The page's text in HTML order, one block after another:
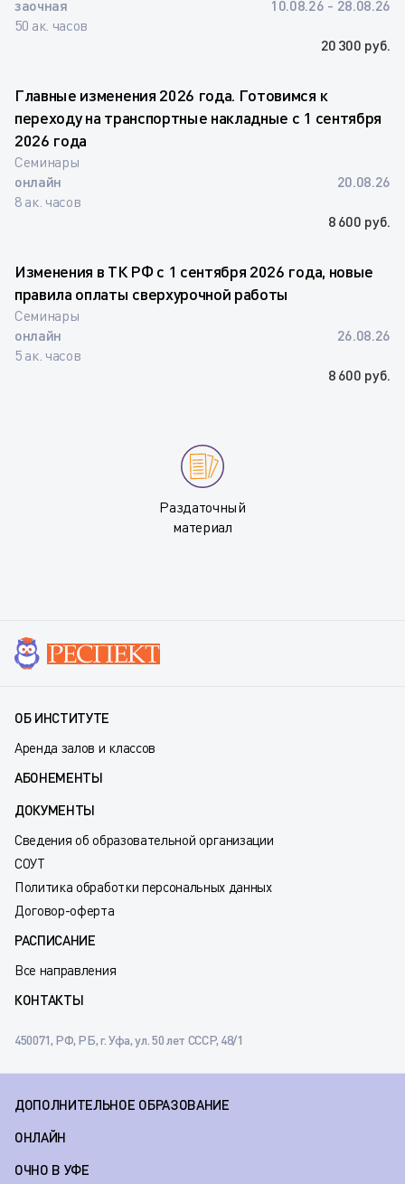
заочная
50 ак. часов
10.08.26 - 28.08.26
20 300 руб.
Главные изменения 2026 года. Готовимся к
переходу на транспортные накладные с 1 сентября
2026 года
Семинары
онлайн
8 ак. часов
20.08.26
8 600 руб.
Изменения в ТК РФ с 1 сентября 2026 года, новые
правила оплаты сверхурочной работы
Семинары
онлайн
5 ак. часов
26.08.26
8 600 руб.
Раздаточный
материал
ОБ ИНСТИТУТЕ
Аренда залов и классов
АБОНЕМЕНТЫ
ДОКУМЕНТЫ
Сведения об образовательной организации
СОУТ
Политика обработки персональных данных
Договор-оферта
РАСПИСАНИЕ
Все направления
КОНТАКТЫ
450071, РФ, РБ, г. Уфа, ул. 50 лет СССР, 48/1
ДОПОЛНИТЕЛЬНОЕ ОБРАЗОВАНИЕ
ОНЛАЙН
ОЧНО В УФЕ